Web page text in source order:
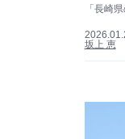
「長崎
坂上 恵